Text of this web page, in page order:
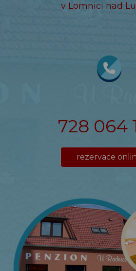
v Lomnici nad
728 064
rezervace